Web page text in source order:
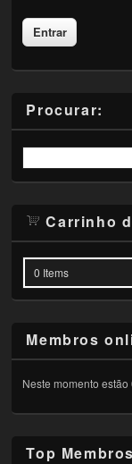
Procurar:
Carrinho
0 Items
Membros
Neste momento
Top